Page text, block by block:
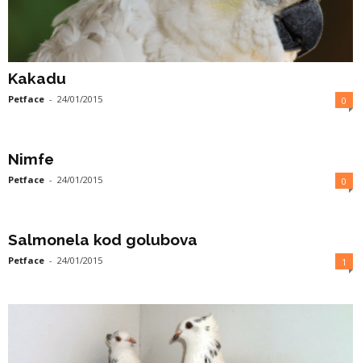
Kakadu
Petface - 24/01/2015 0
Nimfe
Petface - 24/01/2015 0
Salmonela kod golubova
Petface - 24/01/2015 1